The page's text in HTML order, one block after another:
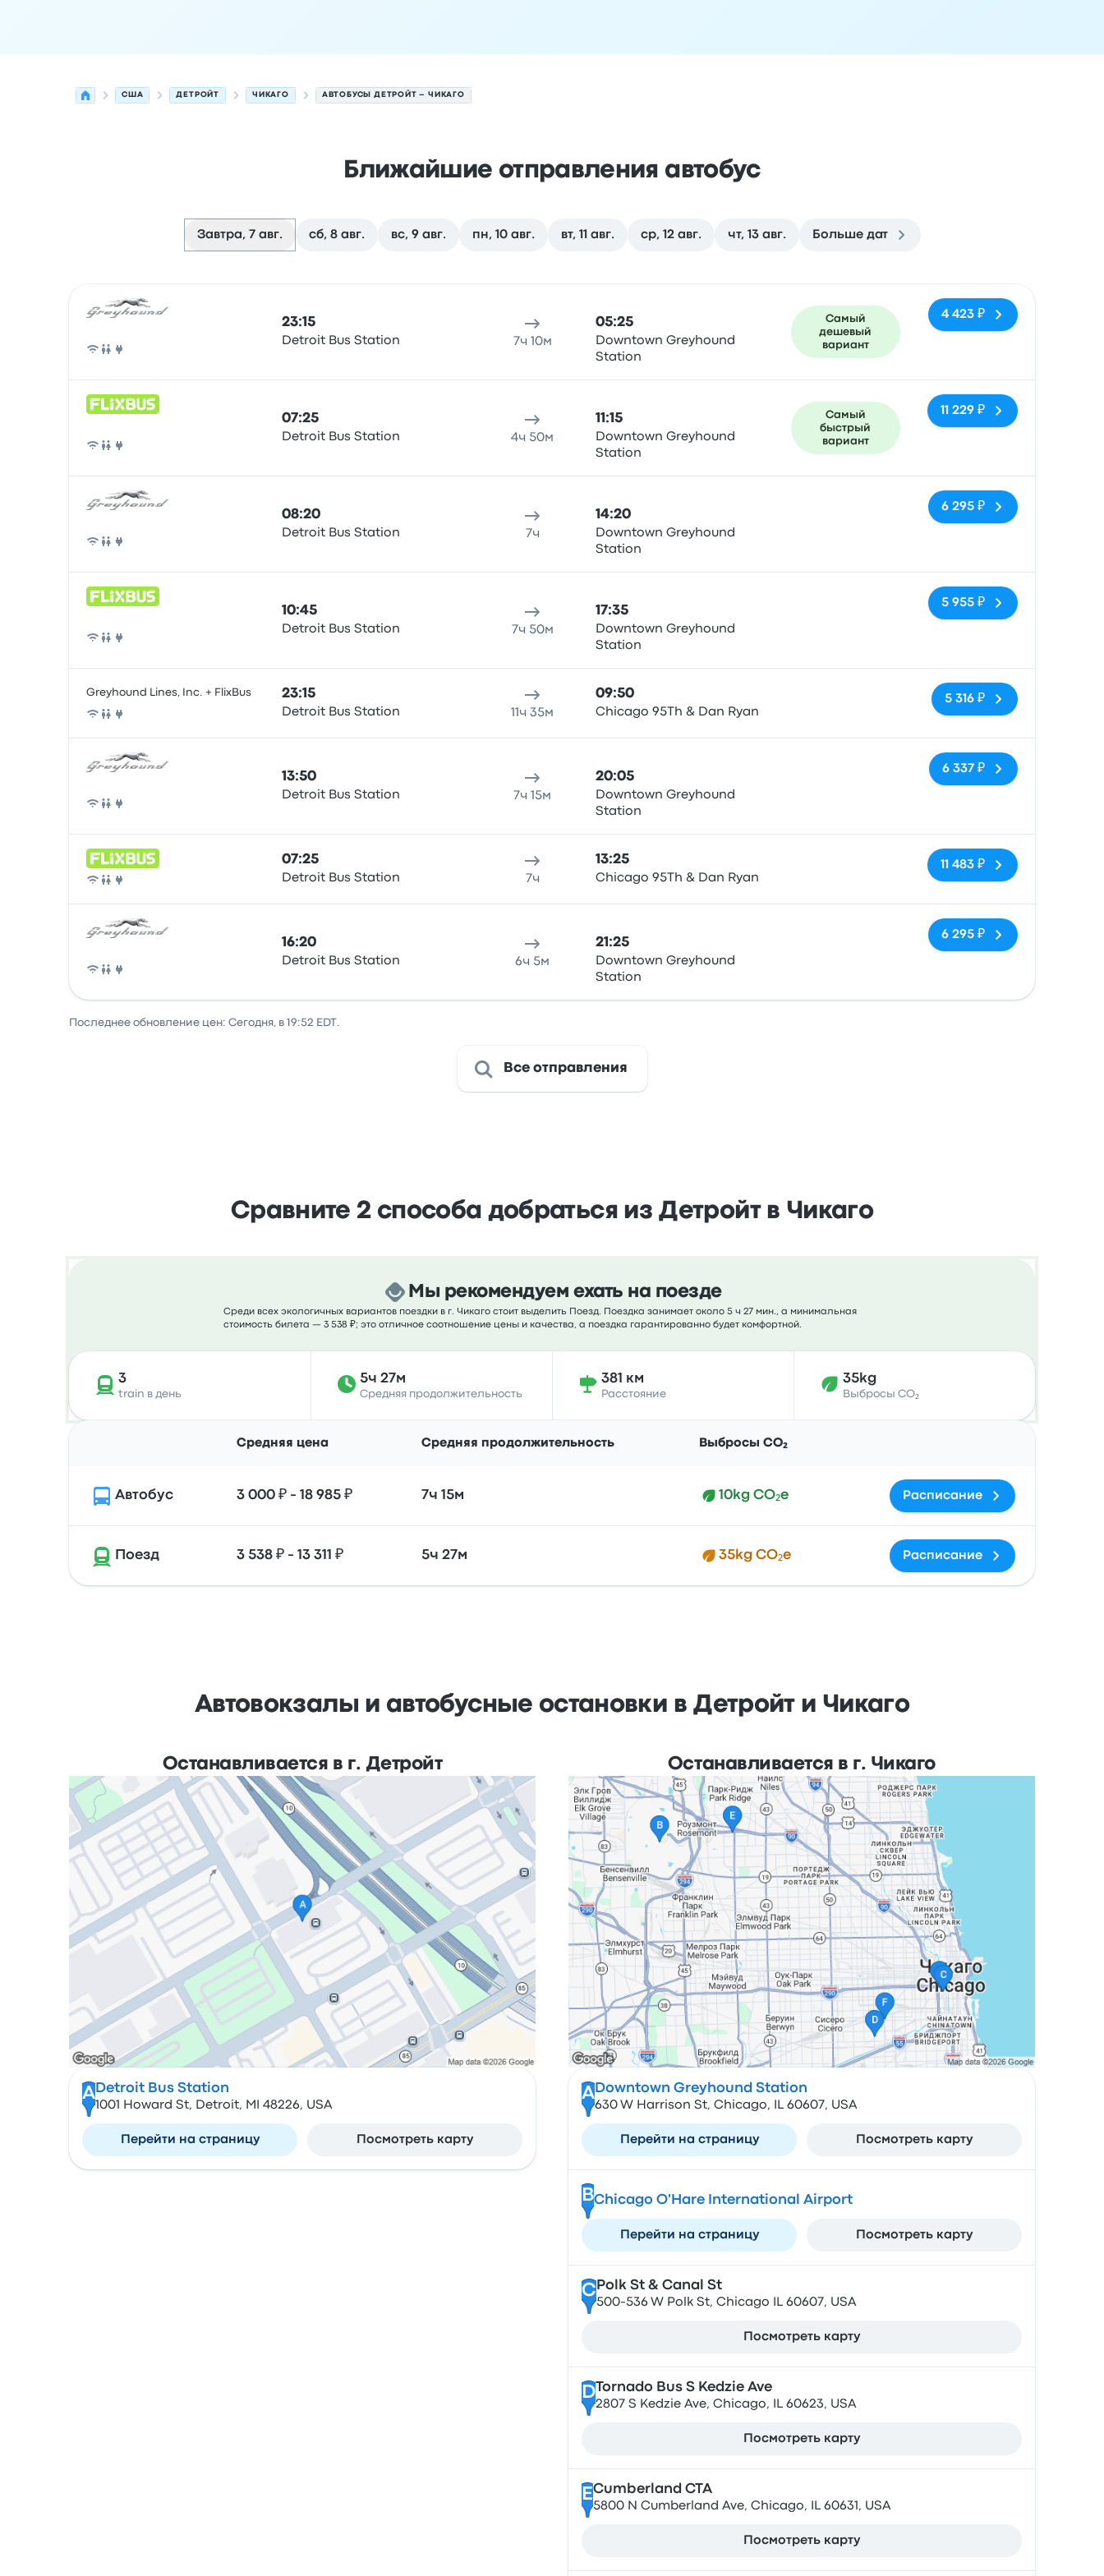
США ДЕТРОЙТ ЧИКАГО АВТОБУСЫ ДЕТРОЙТ – ЧИКАГО
Ближайшие отправления автобус
Завтра, 7 авг. сб, 8 авг. вс, 9 авг. пн, 10 авг. вт, 11 авг. ср, 12 авг. чт, 13 авг. Больше дат
Автобус
23:15
Detroit Bus Station 7ч 10м
05:25
Downtown Greyhound
Station
Самый
дешевый
вариант
4 423 ₽
Автобус
07:25
Detroit Bus Station 4ч 50м
11:15
Downtown Greyhound
Station
Самый
быстрый
вариант
11 229 ₽
Автобус
08:20
Detroit Bus Station 7ч
14:20
Downtown Greyhound
Station
Нет тегов
6 295 ₽
Автобус
10:45
Detroit Bus Station 7ч 50м
17:35
Downtown Greyhound
Station
Нет тегов
5 955 ₽
Greyhound Lines, Inc. + FlixBus
Автобус
23:15
Detroit Bus Station 11ч 35м
09:50
Chicago 95Th & Dan Ryan
Нет тегов
5 316 ₽
Автобус
13:50
Detroit Bus Station 7ч 15м
20:05
Downtown Greyhound
Station
Нет тегов
6 337 ₽
Автобус
07:25
Detroit Bus Station 7ч
13:25
Chicago 95Th & Dan Ryan
Нет тегов
11 483 ₽
Автобус
16:20
Detroit Bus Station 6ч 5м
21:25
Downtown Greyhound
Station
Нет тегов
6 295 ₽
Последнее обновление цен: Сегодня, в 19:52 EDT.
Все отправления
Сравните 2 способа добраться из Детройт в Чикаго
Мы рекомендуем ехать на поезде
Среди всех экологичных вариантов поездки в г. Чикаго стоит выделить Поезд. Поездка занимает около 5 ч 27 мин., а минимальная
стоимость билета — 3 538 ₽; это отличное соотношение цены и качества, а поездка гарантированно будет комфортной.
3
train в день
5ч 27м
Средняя продолжительность
381 км
Расстояние
35kg
Выбросы CO₂
Средняя цена Средняя продолжительность Выбросы CO₂
Автобус 3 000 ₽ - 18 985 ₽ 7ч 15м 10kg CO₂e Расписание
Поезд 3 538 ₽ - 13 311 ₽ 5ч 27м 35kg CO₂e Расписание
Автовокзалы и автобусные остановки в Детройт и Чикаго
Останавливается в г. Детройт
A Detroit Bus Station
1001 Howard St, Detroit, MI 48226, USA
Перейти на страницу Посмотреть карту
Останавливается в г. Чикаго
A Downtown Greyhound Station
630 W Harrison St, Chicago, IL 60607, USA
Перейти на страницу Посмотреть карту
BChicago O'Hare International Airport
Перейти на страницу Посмотреть карту
CPolk St & Canal St
500-536 W Polk St, Chicago IL 60607, USA
Посмотреть карту
DTornado Bus S Kedzie Ave
2807 S Kedzie Ave, Chicago, IL 60623, USA
Посмотреть карту
ECumberland CTA
5800 N Cumberland Ave, Chicago, IL 60631, USA
Посмотреть карту